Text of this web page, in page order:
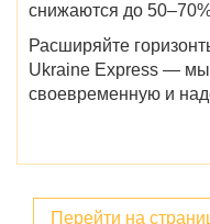
снижаются до
Расширяйте
Ukraine Express — мы
своевременную и
Перейти на